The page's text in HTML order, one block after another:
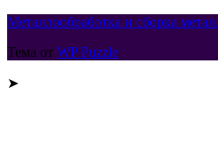
Металлообработка и сборка
Тема от WP Puzzle
➤